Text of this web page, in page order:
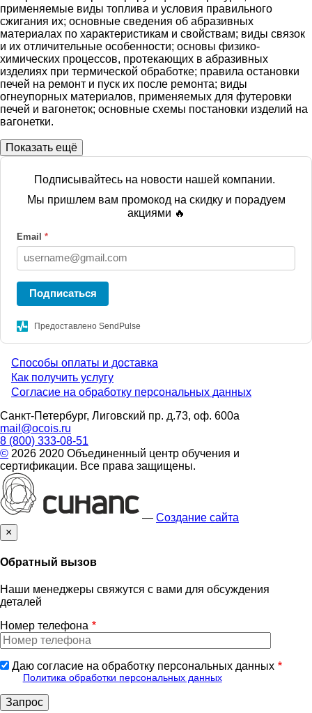
применяемые виды топлива и условия правильного
сжигания их; основные сведения об абразивных
материалах по характеристикам и свойствам; виды связок
и их отличительные особенности; основы физико-
химических процессов, протекающих в абразивных
изделиях при термической обработке; правила остановки
печей на ремонт и пуск их после ремонта; виды
огнеупорных материалов, применяемых для футеровки
печей и вагонеток; основные схемы постановки изделий на
вагонетки.
Показать ещё
Подписывайтесь на новости нашей компании.
Мы пришлем вам промокод на скидку и порадуем
акциями 🔥
Email *
Подписаться
Предоставлено SendPulse
Menu
footer
Способы оплаты и доставка
Как получить услугу
Согласие на обработку персональных данных
Санкт-Петербург, Лиговский пр. д.73, оф. 600а
mail@ocois.ru
8 (800) 333-08-51
© 2026 2020 Объединенный центр обучения и
сертификации. Все права защищены.
— Создание сайта
×
Обратный вызов
Наши менеджеры свяжутся с вами для обсуждения
деталей
Номер телефона
Даю согласие на обработку персональных данных
Политика обработки персональных данных